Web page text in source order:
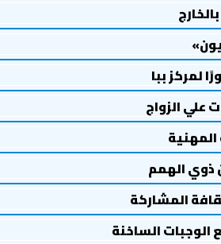
لمركز ببا
علي الزواج
ذوي الهمم
المشاركة
الوجبات الساخنة